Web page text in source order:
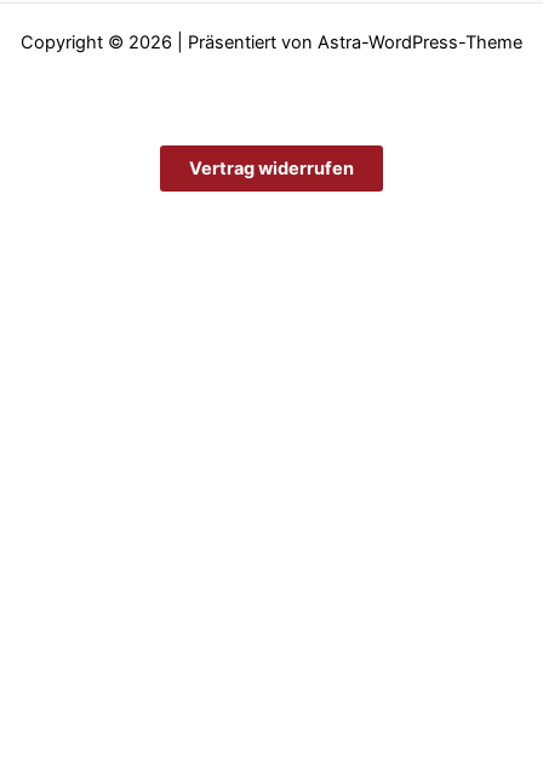
Copyright © 2026 | Präsentiert von Astra-WordPress-Theme
Vertrag widerrufen